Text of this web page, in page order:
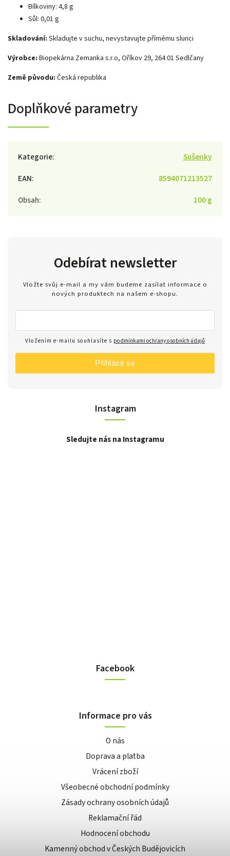
Bílkoviny: 4,8 g
Sůl: 0,01 g
Skladování: Skladujte v suchu, nevystavujte přímému slunci
Výrobce: Biopekárna Zemanka s.r.o, Oříkov 29, 264 01 Sedlčany
Země původu: Česká republika
Doplňkové parametry
Kategorie:
Sušenky
EAN:
8594071213527
Obsah: 100 g
Instagram
Sledujte nás na Instagramu
Odebírat newsletter
Vložte svůj e-mail a my vám budeme zasílat informace o
nových produktech na našem e-shopu.
Vložením e-mailu souhlasíte s podmínkami ochrany osobních údajů
Přihlásit se
Facebook
Informace pro vás
O nás
Doprava a platba
Vrácení zboží
Všeobecné obchodní podmínky
Zásady ochrany osobních údajů
Reklamační řád
Hodnocení obchodu
Kamenný obchod v Českých Budějovicích